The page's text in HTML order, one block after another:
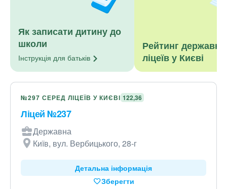
Як записати дитину до
школи
Інструкція для батьків
Рейтинг
ліцеїв у Києві
№297 СЕРЕД ЛІЦЕЇВ У КИЄВІ 122,36
Ліцей №237
Державна
Київ, вул. Вербицького, 28-г
Детальна інформація
Зберегти